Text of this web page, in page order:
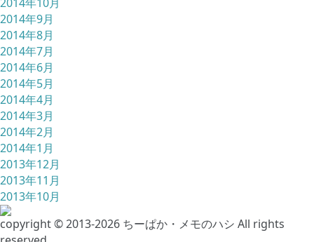
2014年9月
2014年8月
2014年7月
2014年6月
2014年5月
2014年4月
2014年3月
2014年2月
2014年1月
2013年12月
2013年11月
2013年10月
copyright © 2013-2026 ちーぱか・メモのハシ All rights